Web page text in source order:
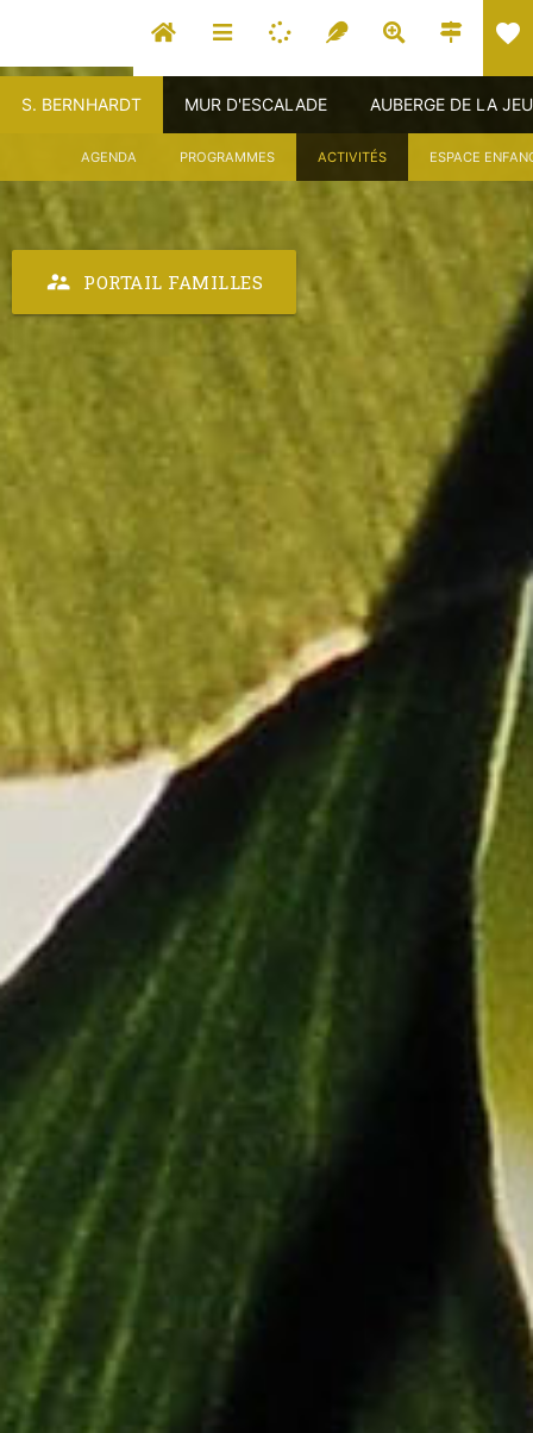
favorite
S. BERNHARDT MUR D'ESCALADE AUBERGE DE LA
AGENDA PROGRAMMES ACTIVITÉS ESPACE
supervisor_account PORTAIL FAMILLES